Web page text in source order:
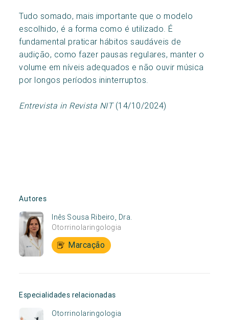
Tudo somado, mais importante que o modelo
escolhido, é a forma como é utilizado. É
fundamental praticar hábitos saudáveis de
audição, como fazer pausas regulares, manter o
volume em níveis adequados e não ouvir música
por longos períodos ininterruptos.
Entrevista in Revista NIT(14/10/2024)
Autores
Inês Sousa Ribeiro, Dra.
Otorrinolaringologia
Marcação
Especialidades relacionadas
Otorrinolaringologia